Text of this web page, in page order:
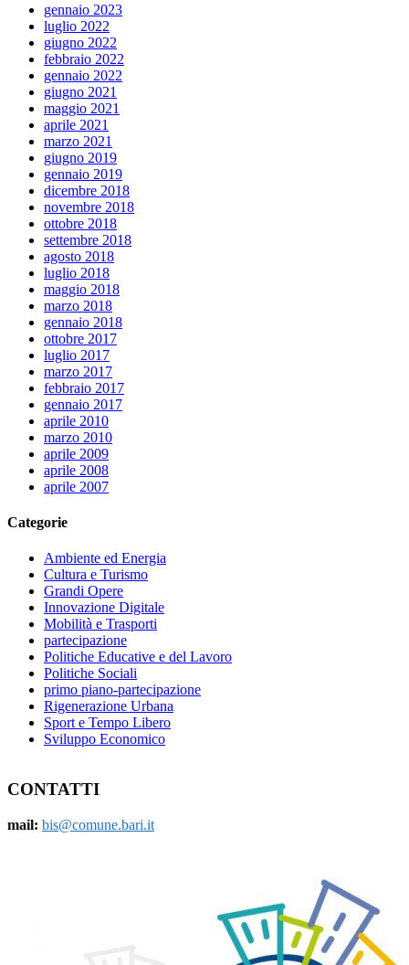
gennaio 2023
luglio 2022
giugno 2022
febbraio 2022
gennaio 2022
giugno 2021
maggio 2021
aprile 2021
marzo 2021
giugno 2019
gennaio 2019
dicembre 2018
novembre 2018
ottobre 2018
settembre 2018
agosto 2018
luglio 2018
maggio 2018
marzo 2018
gennaio 2018
ottobre 2017
luglio 2017
marzo 2017
febbraio 2017
gennaio 2017
aprile 2010
marzo 2010
aprile 2009
aprile 2008
aprile 2007
Categorie
Ambiente ed Energia
Cultura e Turismo
Grandi Opere
Innovazione Digitale
Mobilità e Trasporti
partecipazione
Politiche Educative e del Lavoro
Politiche Sociali
primo piano-partecipazione
Rigenerazione Urbana
Sport e Tempo Libero
Sviluppo Economico
CONTATTI
mail: bis@comune.bari.it